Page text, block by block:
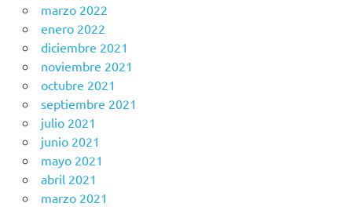
marzo 2022
enero 2022
diciembre 2021
noviembre 2021
octubre 2021
septiembre 2021
julio 2021
junio 2021
mayo 2021
abril 2021
marzo 2021